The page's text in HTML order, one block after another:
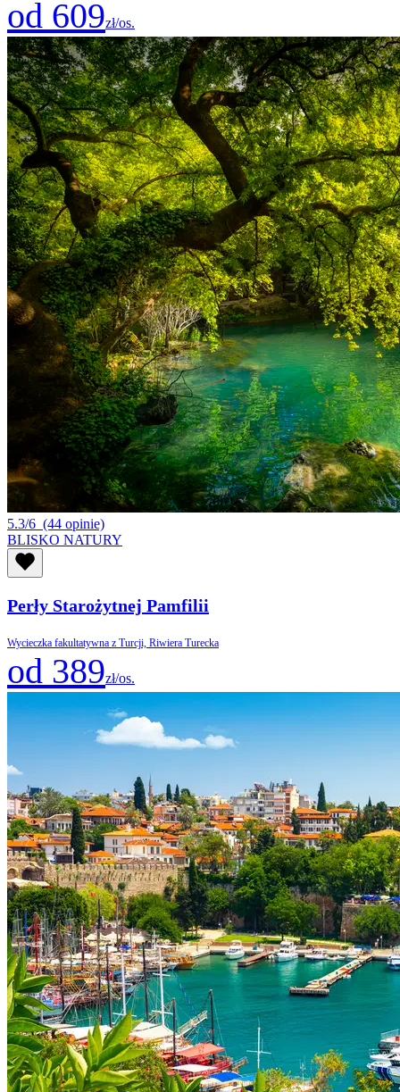
od 609zł/os.
5.3/6 (44 opinie)
BLISKO NATURY
Perły Starożytnej Pamfilii
Wycieczka fakultatywna z Turcji, Riwiera Turecka
od 389zł/os.